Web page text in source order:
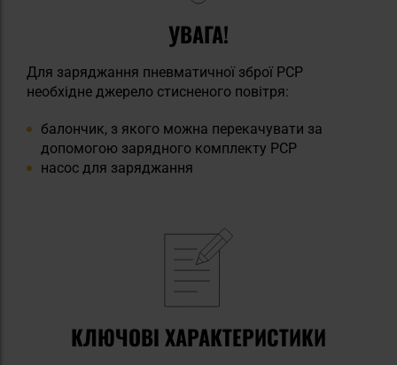
УВАГА!
Для заряджання пневматичної зброї PCP
необхідне джерело стисненого повітря:
балончик, з якого можна перекачувати за
допомогою зарядного комплекту PCP
насос для заряджання
КЛЮЧОВІ ХАРАКТЕРИСТИКИ